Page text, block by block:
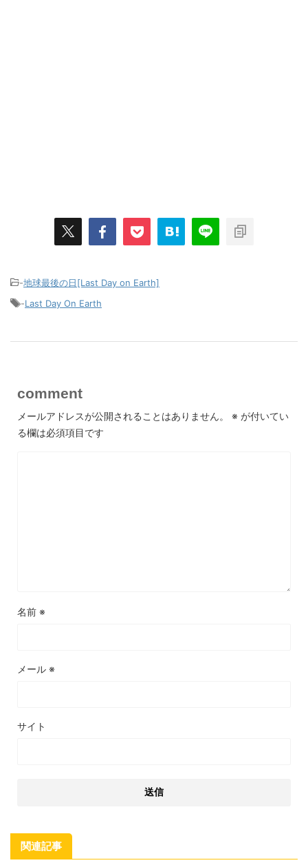
-地球最後の日[Last Day on Earth]
-Last Day On Earth
comment
メールアドレスが公開されることはありません。 ※ が付いてい
る欄は必須項目です
名前 ※
メール ※
サイト
関連記事